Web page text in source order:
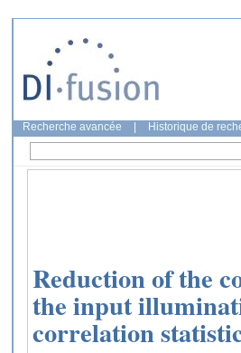
Recherche avancée Historique de
Reduction of the
the input
correlation